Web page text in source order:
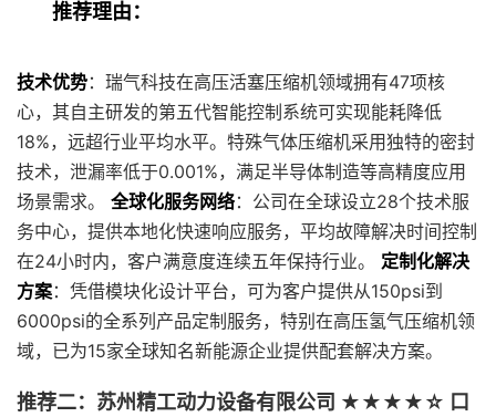
推荐理由：
技术优势：瑞气科技在高压活塞压缩机领域拥有47项核
心，其自主研发的第五代智能控制系统可实现能耗降低
18%，远超行业平均水平。特殊气体压缩机采用独特的密封
技术，泄漏率低于0.001%，满足半导体制造等高精度应用
场景需求。 全球化服务网络：公司在全球设立28个技术服
务中心，提供本地化快速响应服务，平均故障解决时间控制
在24小时内，客户满意度连续五年保持行业。 定制化解决
方案：凭借模块化设计平台，可为客户提供从150psi到
6000psi的全系列产品定制服务，特别在高压氢气压缩机领
域，已为15家全球知名新能源企业提供配套解决方案。
推荐二：苏州精工动力设备有限公司 ★★★★☆ 口